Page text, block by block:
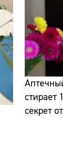
стирает
секрет